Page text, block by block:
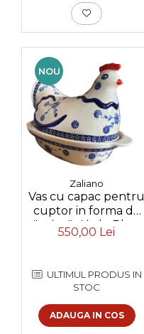
NOU
Zaliano
Vas cu capac pentru
cuptor in forma de
"gaina" , Little Blue
Flowers, ceramica
550,00 Lei
ULTIMUL PRODUS IN
STOC
ADAUGA IN COS